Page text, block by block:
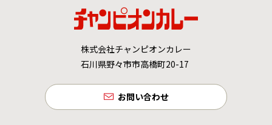
株式会社チャンピオンカレー
石川県野々市市高橋町20-17
お問い合わせ